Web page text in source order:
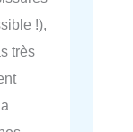
!),
très